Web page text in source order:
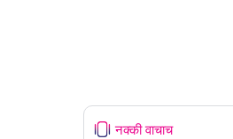
नक्की वाचाच